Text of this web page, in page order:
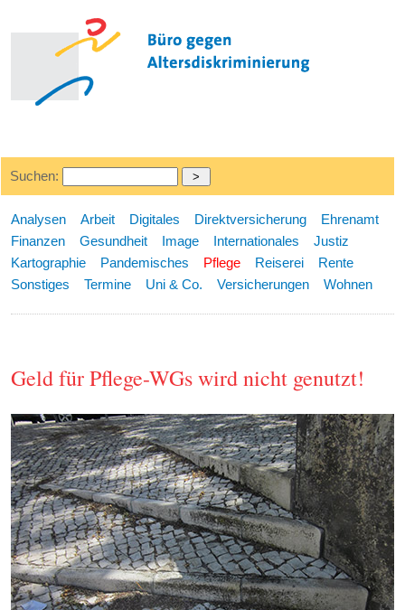
Suchen:
Analysen Arbeit Digitales Direktversicherung
Ehrenamt
Finanzen
Gesundheit Image Internationales
Justiz
Kartographie
Pandemisches Pflege Reiserei
Rente
Sonstiges
Termine Uni & Co. Versicherungen Wohnen
Geld für Pflege-WGs wird nicht genutzt!